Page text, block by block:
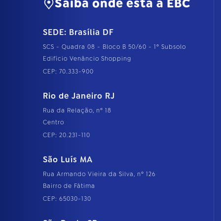
Saiba onde está a EBC
SEDE: Brasília DF
SCS - Quadra 08 - Bloco B 50/60 - 1º Subsolo
Edifício Venâncio Shopping
CEP: 70.333-900
Rio de Janeiro RJ
Rua da Relação, nº 18
Centro
CEP: 20.231-110
São Luís MA
Rua Armando Vieira da Silva, nº 126
Bairro de Fátima
CEP: 65030-130